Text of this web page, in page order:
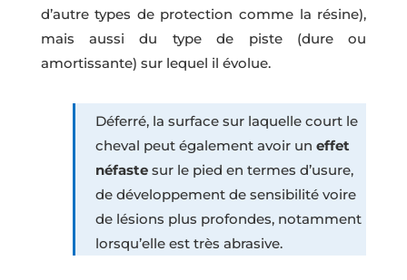
d’autre types de protection comme la résine),
mais aussi du type de piste (dure ou
amortissante) sur lequel il évolue.
Déferré, la surface sur laquelle court le
cheval peut également avoir un effet
néfastesur le pied en termes d’usure,
de développement de sensibilité voire
de lésions plus profondes, notamment
lorsqu’elle est très abrasive.